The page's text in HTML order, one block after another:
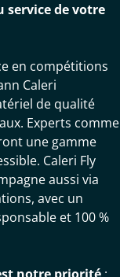
service de votre
en compétitions
Caleri
de qualité
Experts comme
une gamme
Caleri Fly
aussi via
avec un
et 100 %